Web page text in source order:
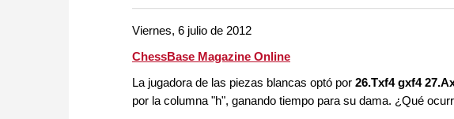
more efficiently, intelligently and with a more
approach than ever before.
Viernes, 6 julio de 2012
ChessBase Magazine Online
La jugadora de las piezas blancas optó por 26.Txf4 gxf4
por la columna "h", ganando tiempo para su dama. ¿Qué